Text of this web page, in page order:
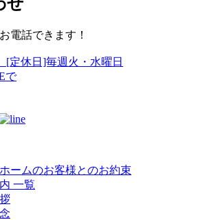
電話できます！
定休日]毎週火・水曜日
で
ームのお客様とのお約束
一覧